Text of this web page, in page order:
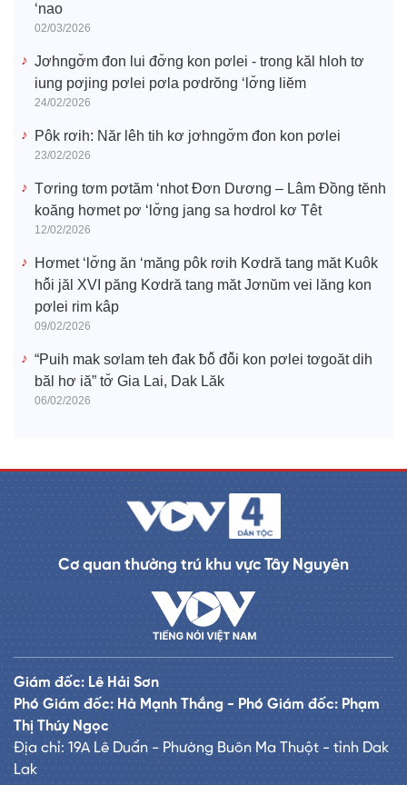
‘nao
02/03/2026
Jơhngơ̆m đon lui đơ̆ng kon pơlei - trong kăl hloh tơ
iung pơjing pơlei pơla pơdrŏng ‘lơ̆ng liĕm
24/02/2026
Pôk rơih: Năr lêh tih kơ jơhngơ̆m đon kon pơlei
23/02/2026
Tơring tơm pơtăm ‘nhot Đơn Dương – Lâm Đồng tĕnh
koăng hơmet pơ ‘lơ̆ng jang sa hơdrol kơ Têt
12/02/2026
Hơmet ‘lơ̆ng ăn ‘măng pôk rơih Kơdră tang măt Kuôk
hô̆i jăl XVI păng Kơdră tang măt Jơnŭm vei lăng kon
pơlei rim kâp
09/02/2026
“Puih mak sơlam teh đak ƀô̆ đô̆i kon pơlei tơgoăt dih
băl hơ iă” tơ̆ Gia Lai, Dak Lăk
06/02/2026
Cơ quan thường trú khu vực Tây Nguyên
Giám đốc: Lê Hải Sơn
Phó Giám đốc: Hà Mạnh Thắng - Phó Giám đốc: Phạm
Thị Thúy Ngọc
Địa chỉ: 19A Lê Duẩn - Phường Buôn Ma Thuột - tỉnh Dak
Lak